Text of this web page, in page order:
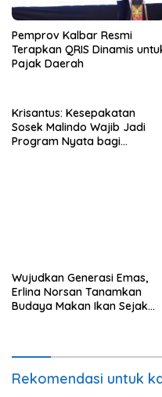
Pemprov Kalbar Resmi
Terapkan QRIS Dinamis
Pajak Daerah
Krisantus: Kesepakatan
Sosek Malindo Wajib Jadi
Program Nyata bagi
Wujudkan Generasi Emas,
Erlina Norsan Tanamkan
Budaya Makan Ikan Sejak
Rekomendasi untuk